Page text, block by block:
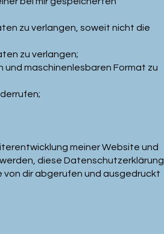
zu verlangen, soweit nicht die
zu verlangen;
maschinenlesbaren Format zu
meiner Website und
diese Datenschutzerklärung
von dir abgerufen und ausgedruckt